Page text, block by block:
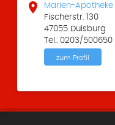

Marien-Apotheke
Fischerstr. 130
47055 Duisburg
Tel.: 0203/500650
zum Profil